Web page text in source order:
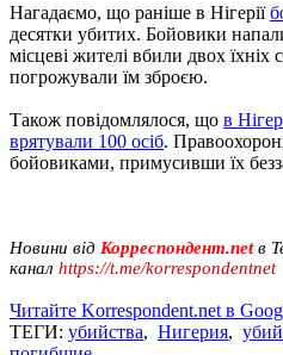
Нагадаємо, що раніше в Нігерії
десятки убитих. Бойовики
місцеві жителі вбили двох їхніх
погрожували їм зброєю.
Також повідомлялося, що в
врятували 100 осіб.
бойовиками, примусивши їх
Новини від Корреспондент.netв
канал https://t.me/korrespondentnet
Читайте Korrespondent.net в
ТЕГИ: убийства, Нигерия,